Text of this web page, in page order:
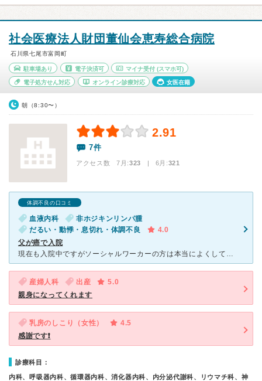
社会医療法人財団董仙会恵寿総合病院
石川県七尾市富岡町
駐車場あり 電子決済可 マイナ受付 (スマホ可)
電子処方せん対応 オンライン診療対応 女医在籍
朝（8:30〜）
2.91
7件
アクセス数 7月:323 | 6月:321
体調不良の口コミ
血液内科
非ホジキンリンパ腫
だるい・動悸・息切れ・体調不良
4.0
父が癌で入院
現在も入院中ですがソーシャルワーカーの方は本当によくして下さり、大変親身になって下さりました。 何度も打ち合わせしたり 状況が変わっても、嫌な顔１つなく、その都度 全力で対応してくださり感謝して
産婦人科 出産
5.0
親身になってくれます
乳房のしこり（女性）
4.5
感謝です❗
診療科目：
内科、呼吸器内科、循環器内科、消化器内科、内分泌代謝科、リウマチ科、神